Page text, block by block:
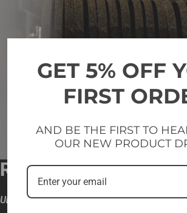
REGULIUOJAMAS
Universalus dizainas
GET 5% OFF
FIRST
AND BE THE FIRST TO
OUR NEW PRODUCT